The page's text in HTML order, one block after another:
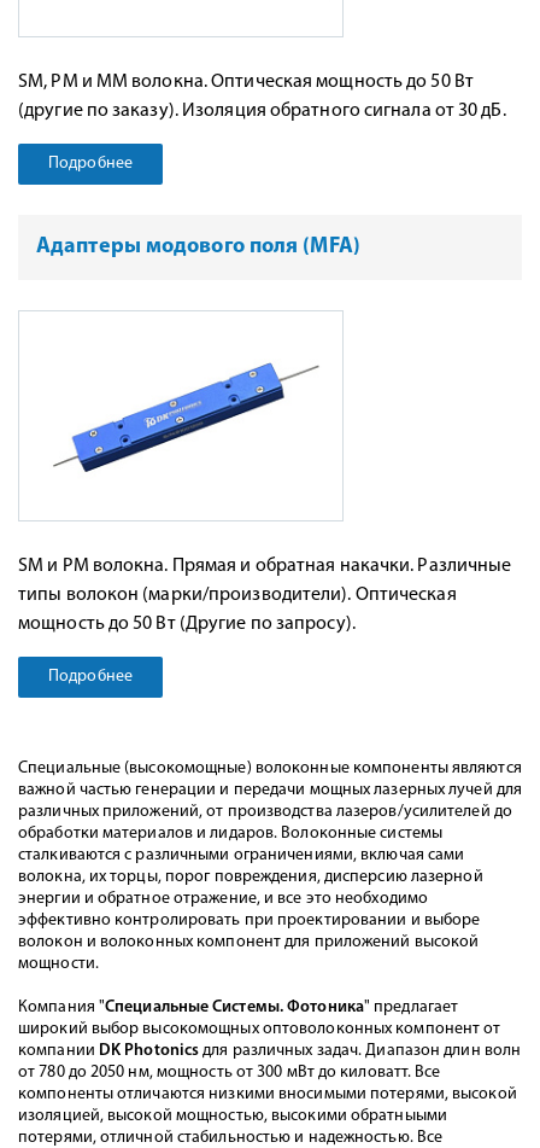
SM, PM и MM волокна. Оптическая мощность до 50 Вт
(другие по заказу). Изоляция обратного сигнала от 30 дБ.
Подробнее
Адаптеры модового поля (MFA)
SM и PM волокна. Прямая и обратная накачки. Различные
типы волокон (марки/производители). Оптическая
мощность до 50 Вт (Другие по запросу).
Подробнее
Специальные (высокомощные) волоконные компоненты являются
важной частью генерации и передачи мощных лазерных лучей для
различных приложений, от производства лазеров/усилителей до
обработки материалов и лидаров. Волоконные системы
сталкиваются с различными ограничениями, включая сами
волокна, их торцы, порог повреждения, дисперсию лазерной
энергии и обратное отражение, и все это необходимо
эффективно контролировать при проектировании и выборе
волокон и волоконных компонент для приложений высокой
мощности.
Компания "Специальные Системы. Фотоника" предлагает
широкий выбор высокомощных оптоволоконных компонент от
компании DK Photonics для различных задач. Диапазон длин волн
от 780 до 2050 нм, мощность от 300 мВт до киловатт. Все
компоненты отличаются низкими вносимыми потерями, высокой
изоляцией, высокой мощностью, высокими обратныыми
потерями, отличной стабильностью и надежностью. Все